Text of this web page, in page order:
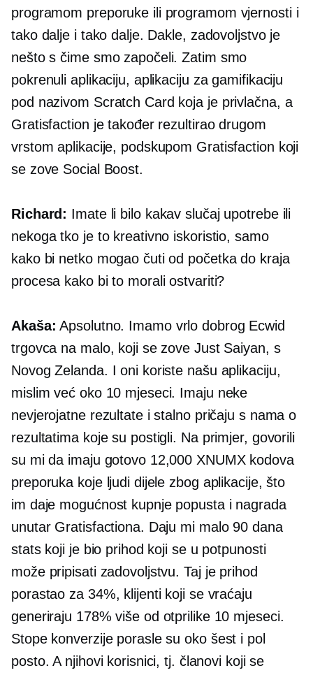
programom preporuke ili programom vjernosti i
tako dalje i tako dalje. Dakle, zadovoljstvo je
nešto s čime smo započeli. Zatim smo
pokrenuli aplikaciju, aplikaciju za gamifikaciju
pod nazivom Scratch Card koja je privlačna, a
Gratisfaction je također rezultirao drugom
vrstom aplikacije, podskupom Gratisfaction koji
se zove Social Boost.
Richard: Imate li bilo kakav slučaj upotrebe ili
nekoga tko je to kreativno iskoristio, samo
kako bi netko mogao čuti od početka do kraja
procesa kako bi to morali ostvariti?
Akaša: Apsolutno. Imamo vrlo dobrog Ecwid
trgovca na malo, koji se zove Just Saiyan, s
Novog Zelanda. I oni koriste našu aplikaciju,
mislim već oko 10 mjeseci. Imaju neke
nevjerojatne rezultate i stalno pričaju s nama o
rezultatima koje su postigli. Na primjer, govorili
su mi da imaju gotovo 12,000 XNUMX kodova
preporuka koje ljudi dijele zbog aplikacije, što
im daje mogućnost kupnje popusta i nagrada
unutar Gratisfactiona. Daju mi ​​malo 90 dana
stats koji je bio prihod koji se u potpunosti
može pripisati zadovoljstvu. Taj je prihod
porastao za 34%, klijenti koji se vraćaju
generiraju 178% više od otprilike 10 mjeseci.
Stope konverzije porasle su oko šest i pol
posto. A njihovi korisnici, tj. članovi koji se